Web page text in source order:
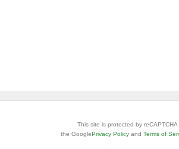
This site is protected by reCAPTCHA
the GooglePrivacy Policy and Terms of